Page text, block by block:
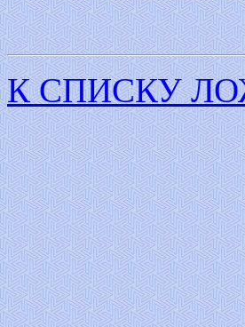
К СПИСКУ